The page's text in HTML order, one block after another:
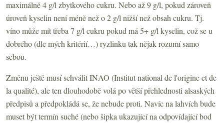
maximálně 4 g/l zbytkového cukru. Nebo až 9 g/l, pokud zároveň
úroveň kyselin není méně než o 2 g/l nižší než obsah cukru. Tj.
víno může mít třeba 7 g/l cukru pokud má 5+ g/l kyselin, což se u
dobrého (dle mých kritérií…) ryzlinku tak nějak rozumí samo
sebou.
Změnu ještě musí schválit INAO (Institut national de l'origine et de
la qualité), ale ten dlouhodobě volá po větší přehlednosti alsaských
předpisů a předpokládá se, že nebude proti. Navíc na lahvích bude
muset být termín suché (nebo šipka ukazující na odpovídající bod